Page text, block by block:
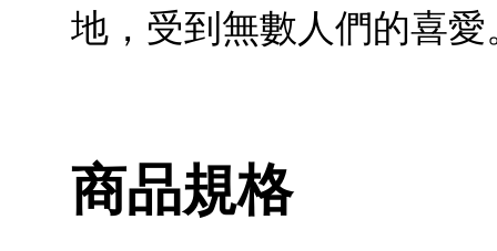
地，受到無數人們的喜愛
商品規格